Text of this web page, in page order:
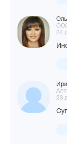
24
23